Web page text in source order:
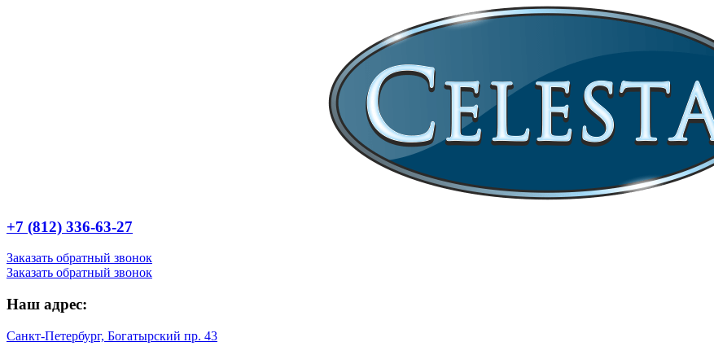
+7 (812) 336-63-27
Заказать обратный звонок
Заказать обратный звонок
Наш адрес:
Санкт-Петербург, Богатырский пр. 43